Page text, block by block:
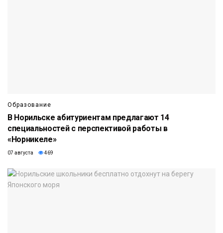
Образование
В Норильске абитуриентам предлагают 14
специальностей с перспективой работы в
«Норникеле»
07 августа 469